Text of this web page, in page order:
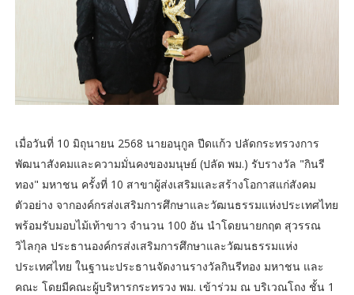
เมื่อวันที่ 10 มิถุนายน 2568 นายอนุกูล ปีดแก้ว ปลัดกระทรวงการ
พัฒนาสังคมและความมั่นคงของมนุษย์ (ปลัด พม.) รับรางวัล "กินรี
ทอง" มหาชน ครั้งที่ 10 สาขาผู้ส่งเสริมและสร้างโอกาสแก่สังคม
ตัวอย่าง จากองค์กรส่งเสริมการศึกษาและวัฒนธรรมแห่งประเทศไทย
พร้อมรับมอบไม้เท้าขาว จำนวน 100 อัน นำโดยนายกฤต สุวรรณ
วิไลกุล ประธานองค์กรส่งเสริมการศึกษาและวัฒนธรรมแห่ง
ประเทศไทย ในฐานะประธานจัดงานรางวัลกินรีทอง มหาชน และ
คณะ โดยมีคณะผู้บริหารกระทรวง พม. เข้าร่วม ณ บริเวณโถง ชั้น 1